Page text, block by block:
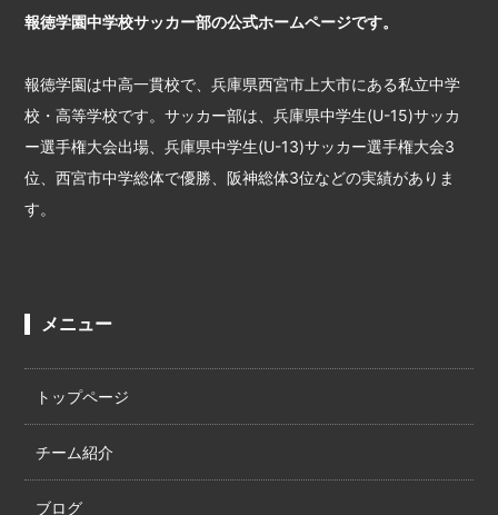
報徳学園中学校サッカー部の公式ホームページです。
報徳学園は中高一貫校で、兵庫県西宮市上大市にある私立中学
校・高等学校です。サッカー部は、兵庫県中学生(U-15)サッカ
ー選手権大会出場、兵庫県中学生(U-13)サッカー選手権大会3
位、西宮市中学総体で優勝、阪神総体3位などの実績がありま
す。
メニュー
トップページ
チーム紹介
ブログ